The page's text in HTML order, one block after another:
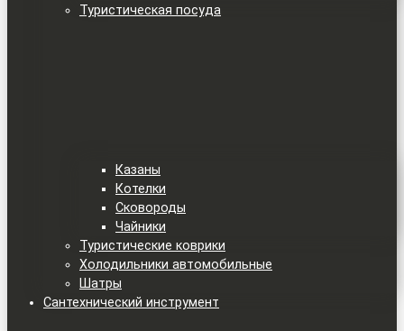
Туристическая посуда
Казаны
Котелки
Сковороды
Чайники
Туристические коврики
Холодильники автомобильные
Шатры
Сантехнический инструмент